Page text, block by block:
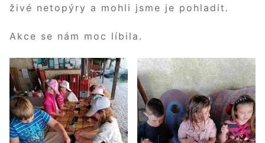
živé netopýry a mohli jsme je pohladit.
Akce se nám moc líbila.